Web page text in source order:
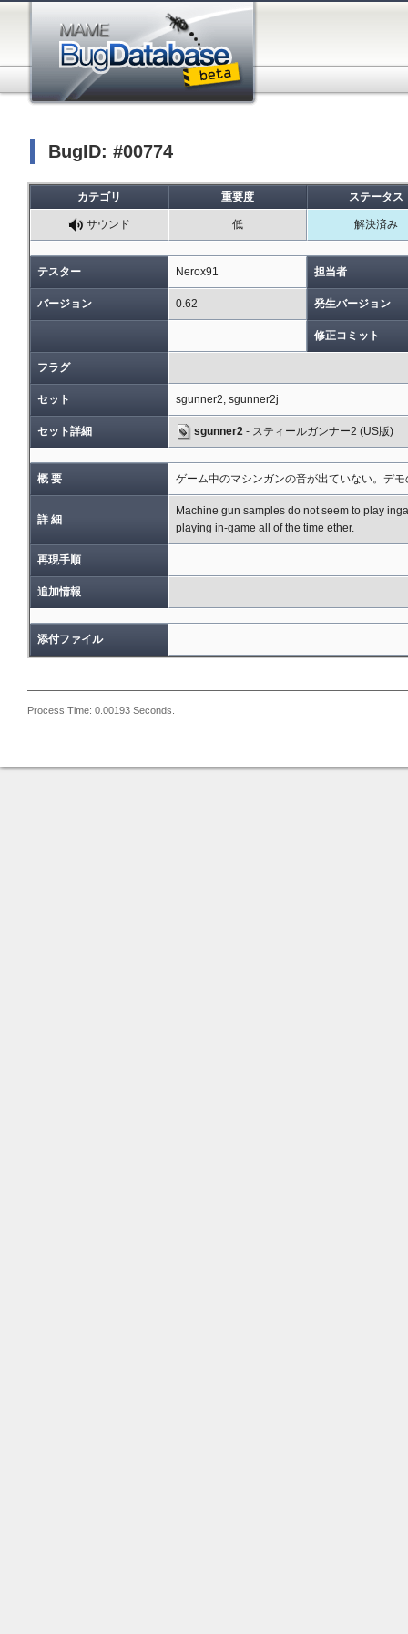
BugID: #00774
カテゴリ 重要度 ステータス
サウンド 低 解決済み
テスター Nerox91 担当者
バージョン 0.62 発生バージョン
修正コミット
フラグ
セット sgunner2, sgunner2j
セット詳細 sgunner2 - スティールガンナー2 (US版)
概 要 ゲーム中のマシンガンの音が出ていない。デ
詳 細
Machine gun samples do not seem to play
playing in-game all of the time ether.
再現手順
追加情報
添付ファイル
Process Time: 0.00193 Seconds.